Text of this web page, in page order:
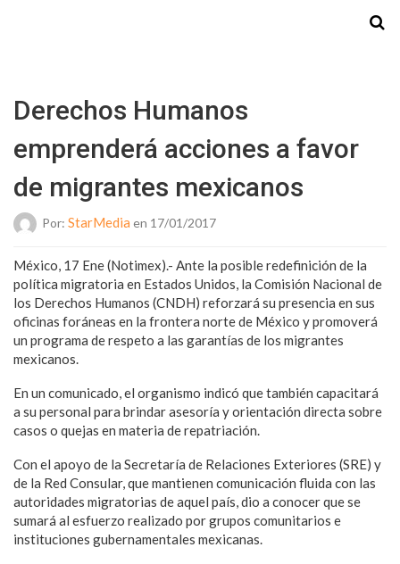
Derechos Humanos
emprenderá acciones a favor
de migrantes mexicanos
Por: StarMedia en 17/01/2017
México, 17 Ene (Notimex).- Ante la posible redefinición de la
política migratoria en Estados Unidos, la Comisión Nacional de
los Derechos Humanos (CNDH) reforzará su presencia en sus
oficinas foráneas en la frontera norte de México y promoverá
un programa de respeto a las garantías de los migrantes
mexicanos.
En un comunicado, el organismo indicó que también capacitará
a su personal para brindar asesoría y orientación directa sobre
casos o quejas en materia de repatriación.
Con el apoyo de la Secretaría de Relaciones Exteriores (SRE) y
de la Red Consular, que mantienen comunicación fluida con las
autoridades migratorias de aquel país, dio a conocer que se
sumará al esfuerzo realizado por grupos comunitarios e
instituciones gubernamentales mexicanas.